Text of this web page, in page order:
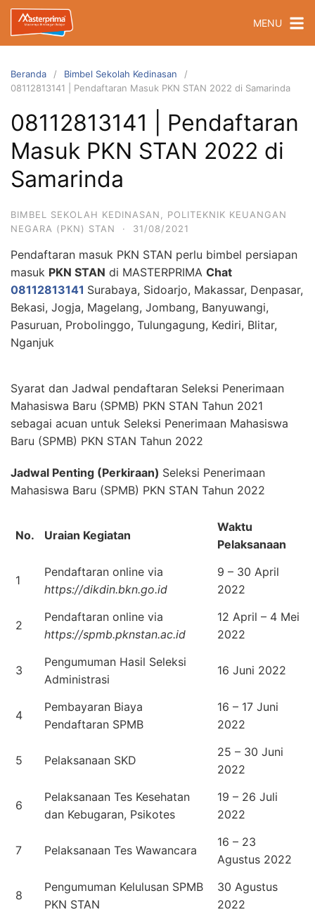
Langsung
konten
MENU
Beranda
Bimbel Sekolah Kedinasan
08112813141 | Pendaftaran Masuk PKN STAN 2022 di Samarinda
08112813141 | Pendaftaran
Masuk PKN STAN 2022 di
Samarinda
BIMBEL SEKOLAH KEDINASAN
POLITEKNIK KEUANGAN
NEGARA (PKN) STAN
· 31/08/2021
Pendaftaran masuk PKN STAN perlu bimbel persiapan
masuk PKN STAN di MASTERPRIMA Chat
08112813141 Surabaya, Sidoarjo, Makassar, Denpasar,
Bekasi, Jogja, Magelang, Jombang, Banyuwangi,
Pasuruan, Probolinggo, Tulungagung, Kediri, Blitar,
Nganjuk
Syarat dan Jadwal pendaftaran Seleksi Penerimaan
Mahasiswa Baru (SPMB) PKN STAN Tahun 2021
sebagai acuan untuk Seleksi Penerimaan Mahasiswa
Baru (SPMB) PKN STAN Tahun 2022
Jadwal Penting (Perkiraan) Seleksi Penerimaan
Mahasiswa Baru (SPMB) PKN STAN Tahun 2022
No. Uraian Kegiatan
Waktu
Pelaksanaan
1
Pendaftaran online via
https://dikdin.bkn.go.id
9 – 30 April
2022
2
Pendaftaran online via
https://spmb.pknstan.ac.id
12 April – 4 Mei
2022
3
Pengumuman Hasil Seleksi
Administrasi
16 Juni 2022
4
Pembayaran Biaya
Pendaftaran SPMB
16 – 17 Juni
2022
5 Pelaksanaan SKD
25 – 30 Juni
2022
6
Pelaksanaan Tes Kesehatan
dan Kebugaran, Psikotes
19 – 26 Juli
2022
7 Pelaksanaan Tes Wawancara
16 – 23
Agustus 2022
8
Pengumuman Kelulusan SPMB
PKN STAN
30 Agustus
2022